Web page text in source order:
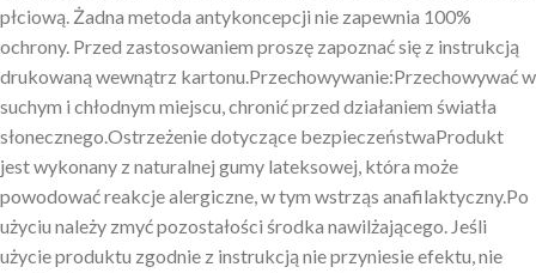
płciową. Żadna metoda antykoncepcji nie zapewnia 100%
ochrony. Przed zastosowaniem proszę zapoznać się z instrukcją
drukowaną wewnątrz kartonu.Przechowywanie:Przechowywać w
suchym i chłodnym miejscu, chronić przed działaniem światła
słonecznego.Ostrzeżenie dotyczące bezpieczeństwaProdukt
jest wykonany z naturalnej gumy lateksowej, która może
powodować reakcje alergiczne, w tym wstrząs anafilaktyczny.Po
użyciu należy zmyć pozostałości środka nawilżającego. Jeśli
użycie produktu zgodnie z instrukcją nie przyniesie efektu, nie